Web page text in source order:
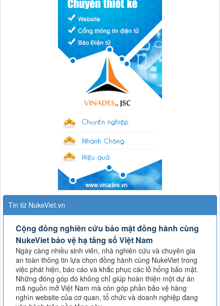
Tin từ NukeViet.vn
Cộng đồng nghiên cứu bảo mật đồng hành cùng
NukeViet bảo vệ hạ tầng số Việt Nam
Ngày càng nhiều sinh viên, nhà nghiên cứu và chuyên gia
an toàn thông tin lựa chọn đồng hành cùng NukeViet trong
việc phát hiện, báo cáo và khắc phục các lỗ hổng bảo mật.
Những đóng góp đó không chỉ giúp hoàn thiện một dự án
mã nguồn mở Việt Nam mà còn góp phần bảo vệ hàng
nghìn website của cơ quan, tổ chức và doanh nghiệp đang